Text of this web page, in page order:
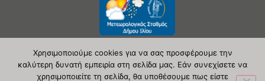
Χρησιμοποιούμε cookies για να σας προσφέρουμε την
καλύτερη δυνατή εμπειρία στη σελίδα μας. Εάν συνεχίσετε να
χρησιμοποιείτε τη σελίδα, θα υποθέσουμε πως είστε